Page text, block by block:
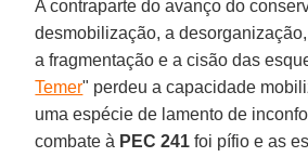
A contraparte do avanço do
desmobilização, a
a fragmentação e a cisão das
Temer" perdeu a capacidade
uma espécie de lamento de
combate à PEC 241 foi pífio e as